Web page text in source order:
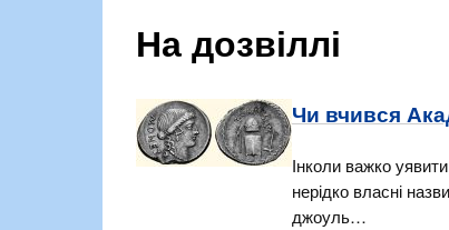
На дозвіллі
Чи вчився
Інколи важко
нерідко власні
джоуль…